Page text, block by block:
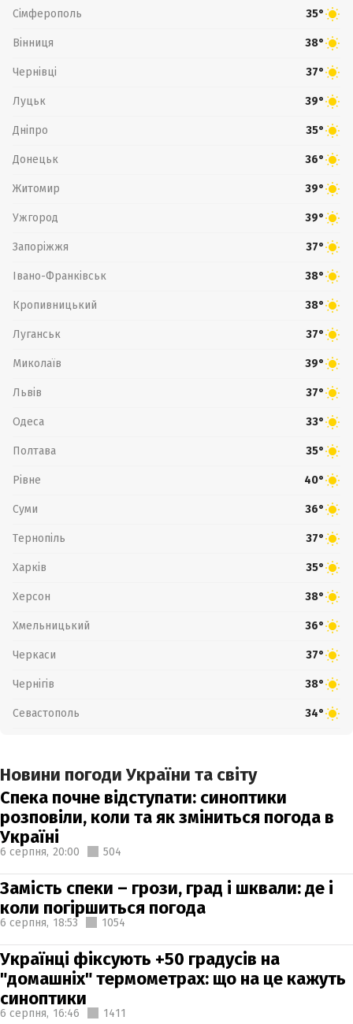
Сімферополь 35°
Вінниця 38°
Чернівці 37°
Луцьк 39°
Дніпро 35°
Донецьк 36°
Житомир 39°
Ужгород 39°
Запоріжжя 37°
Івано-Франківськ 38°
Кропивницький 38°
Луганськ 37°
Миколаїв 39°
Львів 37°
Одеса 33°
Полтава 35°
Рівне 40°
Суми 36°
Тернопіль 37°
Харків 35°
Херсон 38°
Хмельницький 36°
Черкаси 37°
Чернігів 38°
Севастополь 34°
Новини погоди України та світу
Спека почне відступати: синоптики
розповіли, коли та як зміниться погода в
Україні
6 серпня, 20:00 504
Замість спеки – грози, град і шквали: де і
коли погіршиться погода
6 серпня, 18:53 1054
Українці фіксують +50 градусів на
"домашніх" термометрах: що на це кажуть
синоптики
6 серпня, 16:46 1411